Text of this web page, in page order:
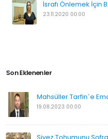
İsrafı Önlemek İçin
23.11.2020 00:00
Son Eklenenler
Mahsüller Tarfin`e
19.08.2023 00:00